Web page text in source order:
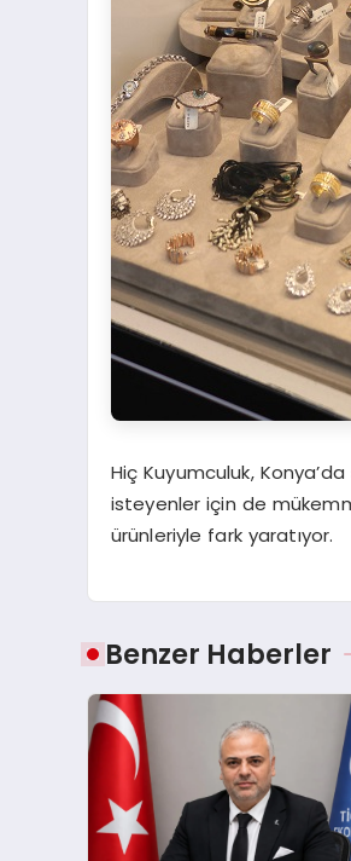
Hiç Kuyumculuk,
isteyenler için de
ürünleriyle fark yaratıyor.
Benzer Haberler